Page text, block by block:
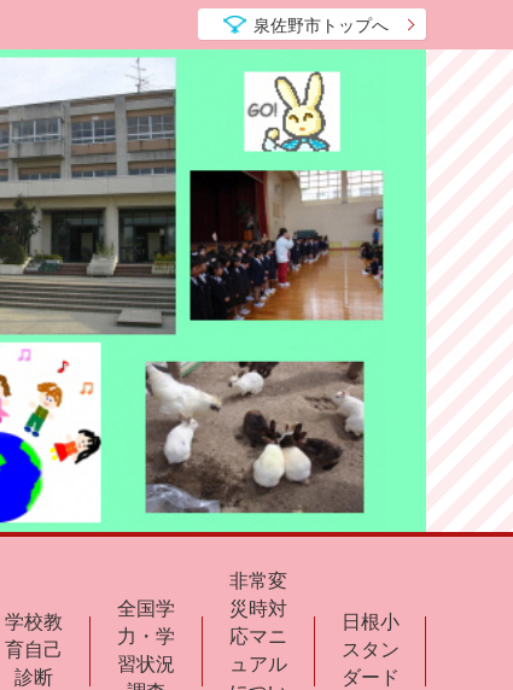
泉佐野市トップへ
学校教
育自己
診断
全国学
力・学
習状況
非常変
災時対
応マニ
ュアル
日根小
スタン
ダード